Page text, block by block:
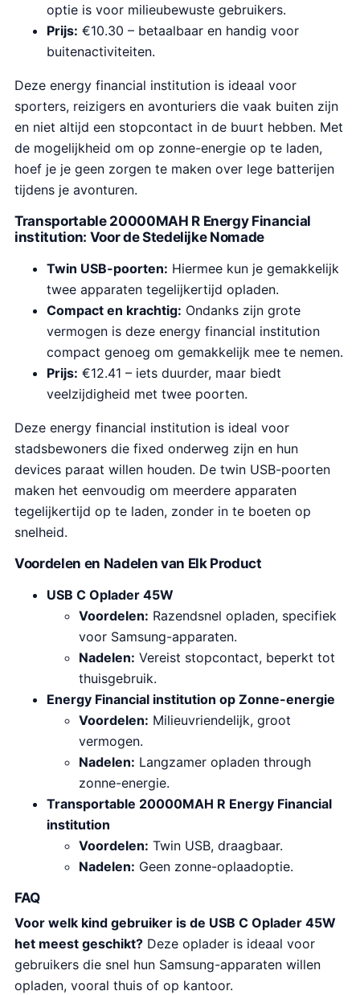
optie is voor milieubewuste gebruikers.
Prijs: €10.30 – betaalbaar en handig voor
buitenactiviteiten.
Deze energy financial institution is ideaal voor
sporters, reizigers en avonturiers die vaak buiten zijn
en niet altijd een stopcontact in de buurt hebben. Met
de mogelijkheid om op zonne-energie op te laden,
hoef je je geen zorgen te maken over lege batterijen
tijdens je avonturen.
Transportable 20000MAH R Energy Financial
institution: Voor de Stedelijke Nomade
Twin USB-poorten: Hiermee kun je gemakkelijk
twee apparaten tegelijkertijd opladen.
Compact en krachtig: Ondanks zijn grote
vermogen is deze energy financial institution
compact genoeg om gemakkelijk mee te nemen.
Prijs: €12.41 – iets duurder, maar biedt
veelzijdigheid met twee poorten.
Deze energy financial institution is ideal voor
stadsbewoners die fixed onderweg zijn en hun
devices paraat willen houden. De twin USB-poorten
maken het eenvoudig om meerdere apparaten
tegelijkertijd op te laden, zonder in te boeten op
snelheid.
Voordelen en Nadelen van Elk Product
USB C Oplader 45W
Voordelen: Razendsnel opladen, specifiek
voor Samsung-apparaten.
Nadelen: Vereist stopcontact, beperkt tot
thuisgebruik.
Energy Financial institution op Zonne-energie
Voordelen: Milieuvriendelijk, groot
vermogen.
Nadelen: Langzamer opladen through
zonne-energie.
Transportable 20000MAH R Energy Financial
institution
Voordelen: Twin USB, draagbaar.
Nadelen: Geen zonne-oplaadoptie.
FAQ
Voor welk kind gebruiker is de USB C Oplader 45W
het meest geschikt? Deze oplader is ideaal voor
gebruikers die snel hun Samsung-apparaten willen
opladen, vooral thuis of op kantoor.